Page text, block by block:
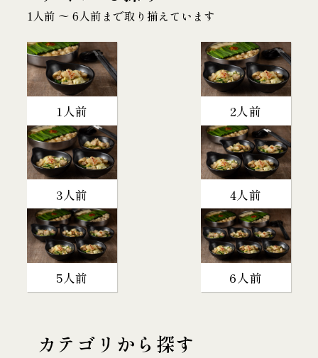
1人前 〜 6人前まで取り揃えています
1人前 2人前
3人前 4人前
5人前 6人前
カテゴリから探す